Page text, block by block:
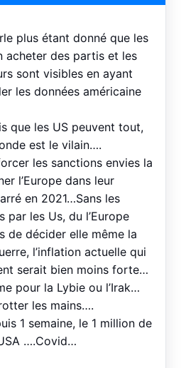
plus étant donné que les
acheter des partis et les
sont visibles en ayant
les données américaine
que les US peuvent tout,
est le vilain….
les sanctions envies la
l’Europe dans leur
en 2021…Sans les
par les Us, du l’Europe
de décider elle même la
l’inflation actuelle qui
serait bien moins forte…
pour la Lybie ou l’Irak…
les mains….
1 semaine, le 1 million de
….Covid…